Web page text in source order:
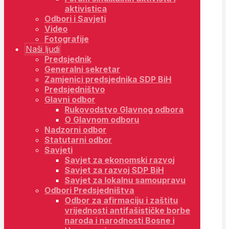
aktivistica
Odbori i Savjeti
Video
Fotografije
Naši ljudi
Predsjednik
Generalni sekretar
Zamjenici predsjednika SDP BiH
Predsjedništvo
Glavni odbor
Rukovodstvo Glavnog odbora
O Glavnom odboru
Nadzorni odbor
Statutarni odbor
Savjeti
Savjet za ekonomski razvoj
Savjet za razvoj SDP BiH
Savjet za lokalnu samoupravu
Odbori Predsjedništva
Odbor za afirmaciju i zaštitu
vrijednosti antifašističke borbe
naroda i narodnosti Bosne i